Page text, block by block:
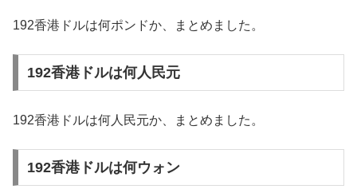
192香港ドルは何ポンドか、まとめました。
192香港ドルは何人民元
192香港ドルは何人民元か、まとめました。
192香港ドルは何ウォン